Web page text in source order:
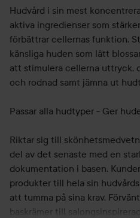
Hudvård i sin mest
aktiva ingredienser som
förbättrar cellernas funktion.
känsliga huden som lätt
att stimulera cellerna uttryck,
och rodnad samt jämna ut
Passar alla hudtyper - Ger
Riktar sig till
del av det senaste med en
dokumentation i basen.
produkter till hela sin
att tumma på sina krav.
baskrämer till